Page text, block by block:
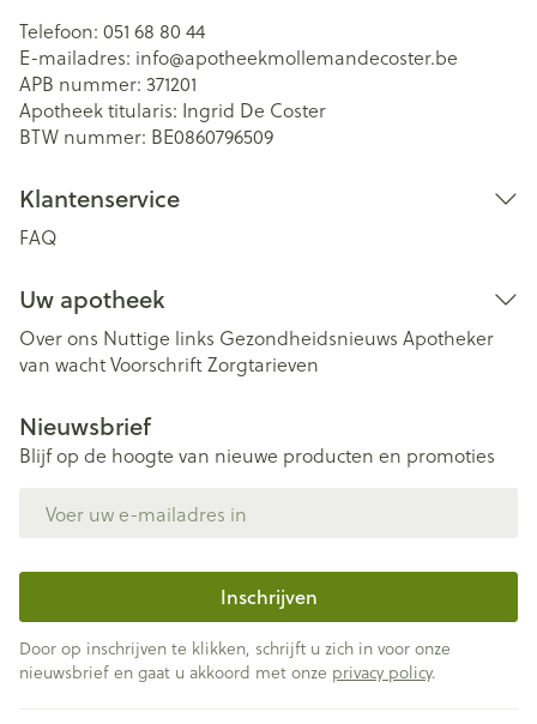
Telefoon: 051 68 80 44
E-mailadres: info@apotheekmollemandecoster.be
APB nummer: 371201
Apotheek titularis: Ingrid De Coster
BTW nummer: BE0860796509
Klantenservice
FAQ
Uw apotheek
Over ons Nuttige links Gezondheidsnieuws Apotheker
van wachtVoorschriftZorgtarieven
Nieuwsbrief
Blijf op de hoogte van nieuwe producten en promoties
Inschrijven
Door op inschrijven te klikken, schrijft u zich in voor onze
nieuwsbrief en gaat u akkoord met onze privacy policy.